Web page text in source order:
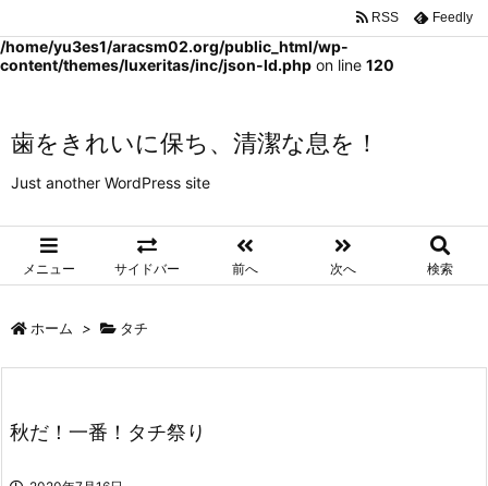
/home/yu3es1/aracsm02.org/public_html/wp-
content/themes/luxeritas/inc/json-ld.php on line 120
歯をきれいに保ち、清潔な息を！
Just another WordPress site
メニュー サイドバー 前へ 次へ 検索
RSS Feedly
ホーム > タチ
秋だ！一番！タチ祭り